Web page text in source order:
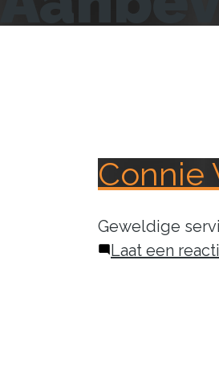
Connie
Geweldige
Laat een